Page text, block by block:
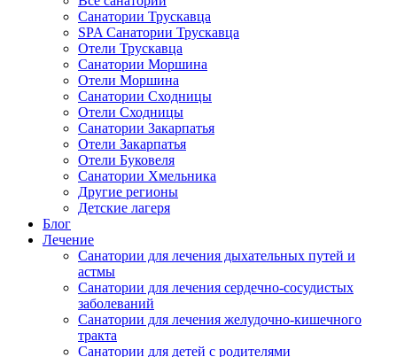
Санатории Трускавца
SPA Санатории Трускавца
Отели Трускавца
Санатории Моршина
Отели Моршина
Санатории Сходницы
Отели Сходницы
Санатории Закарпатья
Отели Закарпатья
Отели Буковеля
Санатории Хмельника
Другие регионы
Детские лагеря
Блог
Лечение
Санатории для лечения дыхательных путей и
астмы
Санатории для лечения сердечно-сосудистых
заболеваний
Санатории для лечения желудочно-кишечного
тракта
Санатории для детей с родителями